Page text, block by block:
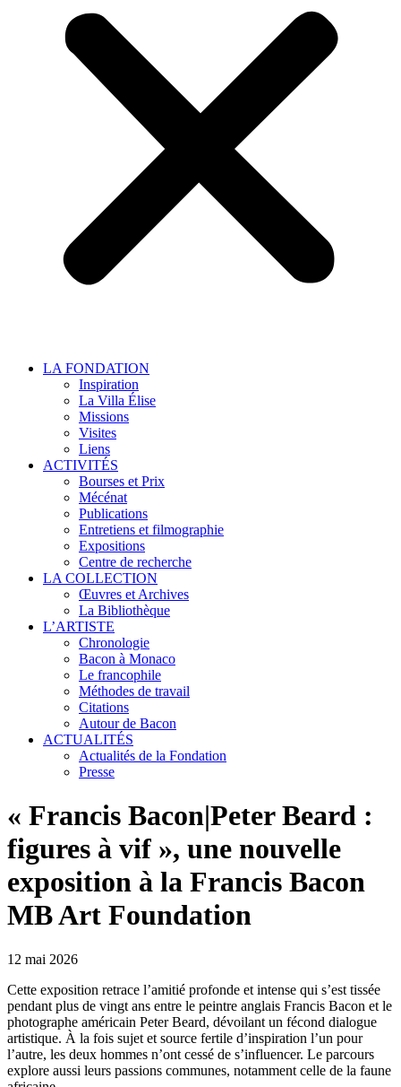
LA FONDATION
Inspiration
La Villa Élise
Missions
Visites
Liens
ACTIVITÉS
Bourses et Prix
Mécénat
Publications
Entretiens et filmographie
Expositions
Centre de recherche
LA COLLECTION
Œuvres et Archives
La Bibliothèque
L’ARTISTE
Chronologie
Bacon à Monaco
Le francophile
Méthodes de travail
Citations
Autour de Bacon
ACTUALITÉS
Actualités de la Fondation
Presse
« Francis Bacon|Peter Beard :
figures à vif », une nouvelle
exposition à la Francis Bacon
MB Art Foundation
12 mai 2026
Cette exposition retrace l’amitié profonde et intense qui s’est tissée
pendant plus de vingt ans entre le peintre anglais Francis Bacon et le
photographe américain Peter Beard, dévoilant un fécond dialogue
artistique. À la fois sujet et source fertile d’inspiration l’un pour
l’autre, les deux hommes n’ont cessé de s’influencer. Le parcours
explore aussi leurs passions communes, notamment celle de la faune